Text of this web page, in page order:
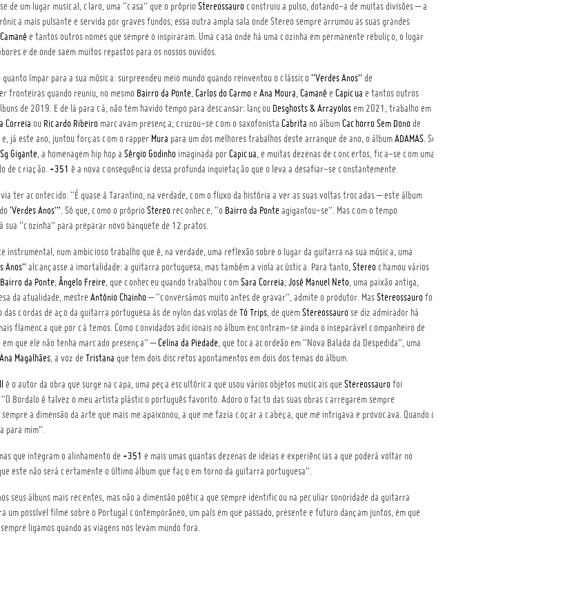
de um lugar musical, claro, uma “casa” que o próprio Stereossauroconstruiu a pulso, dotando-a de muitas divisões – a
mais pulsante e servida por graves fundos; essa outra ampla sala onde Stereo sempre arrumou as suas grandes
Camanée tantos outros nomes que sempre o inspiraram. Uma casa onde há uma cozinha em permanente rebuliço, o lugar
e de onde saem muitos repastos para os nossos ouvidos.
ímpar para a sua música: surpreendeu meio mundo quando reinventou o clássico “Verdes Anos” de
fronteiras quando reuniu, no mesmo Bairro da Ponte, Carlos do Carmoe Ana Moura, Camanée Capicua e tantos outros
de 2019. E de lá para cá, não tem havido tempo para descansar: lançou Desghosts & Arrayolosem 2021, trabalho em
Correia ou Ricardo Ribeiromarcavam presença; cruzou-se com o saxofonista Cabrita no álbum Cachorro Sem Donode
e, já este ano, juntou forças com o rapper Mura para um dos melhores trabalhos deste arranque de ano, o álbum ADAMAS. Se
Sg Gigante, a homenagem hip hop a Sérgio Godinhoimaginada por Capicua, e muitas dezenas de concertos, fica-se com uma
de criação. +351 é a nova consequência dessa profunda inquietação que o leva a desafiar-se constantemente.
ter acontecido: “É quase à Tarantino, na verdade, com o fluxo da história a ver as suas voltas trocadas – este álbum
‘Verdes Anos’”. Só que, como o próprio Stereoreconhece, “o Bairro da Ponte agigantou-se”. Mas com o tempo
“cozinha” para preparar novo banquete de 12 pratos.
instrumental, num ambicioso trabalho que é, na verdade, uma reflexão sobre o lugar da guitarra na sua música, uma
Anos” alcançasse a imortalidade: a guitarra portuguesa, mas também a viola acústica. Para tanto, Stereochamou vários
Bairro da Ponte; Ângelo Freire, que conheceu quando trabalhou com Sara Correia; José Manuel Neto, uma paixão antiga,
da atualidade, mestre António Chainho– “conversámos muito antes de gravar”, admite o produtor. Mas Stereossaurofoi
cordas de aço da guitarra portuguesa às de nylon das violas de
Tó Trips, de quem Stereossaurose diz admirador há
flamenca que por cá temos. Como convidados adicionais no álbum encontram-se ainda o inseparável companheiro de
que ele não tenha marcado presença” –Celina da Piedade, que toca acordeão em “Nova Balada da Despedida”, uma
Ana Magalhães, a voz de Tristana que tem dois discretos apontamentos em dois dos temas do álbum.
é o autor da obra que surge na capa, uma peça escultórica que usou vários objetos musicais que Stereossaurofoi
Bordalo é talvez o meu artista plástico português favorito. Adoro o facto das suas obras carregarem sempre
a dimensão da arte que mais me apaixonou, a que me fazia coçar a cabeça, que me intrigava e provocava. Quando o
para mim”.
que integram o alinhamento de +351 e mais umas quantas dezenas de ideias e experiências a que poderá voltar no
este não será certamente o último álbum que faço em torno da guitarra portuguesa”.
seus álbuns mais recentes, mas não a dimensão poética que sempre identificou na peculiar sonoridade da guitarra
um possível filme sobre o Portugal contemporâneo, um país em que passado, presente e futuro dançam juntos, em que
ligamos quando as viagens nos levam mundo fora.